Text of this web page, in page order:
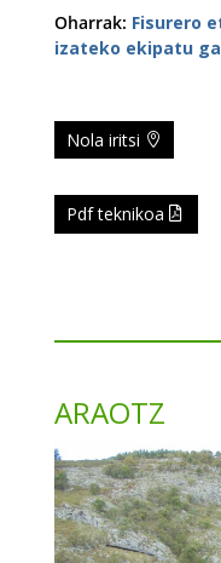
Oharrak: Fisurero
izateko ekipatu
Nola iritsi
Pdf teknikoa
ARAOTZ